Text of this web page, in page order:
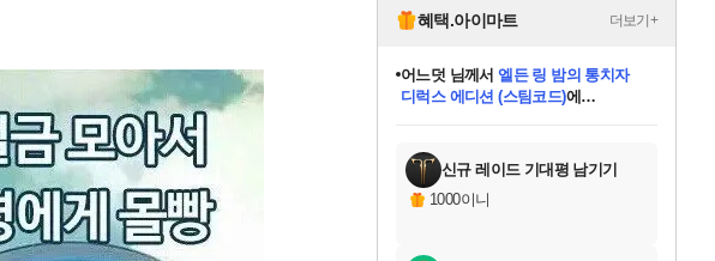
혜택.아이마트 더보기+
당첨되셨습니다.
당첨되셨습니다.
어느덧 님께서엘든 링 밤의 통치자
디럭스 에디션 (스팀코드)에
당첨되셨습니다.
에디션 (스팀코드)를 교환.
당첨되셨습니다.
당첨되셨습니다.
당첨되셨습니다.
당첨되셨습니다.
신규 레이드 기대평 남기기
1000이니